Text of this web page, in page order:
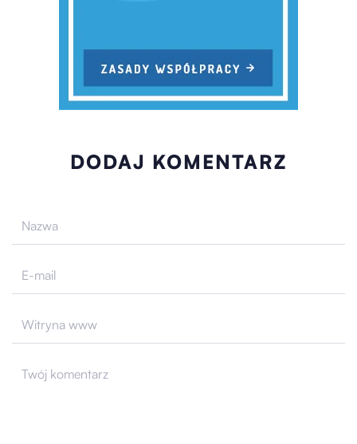
DODAJ KOMENTARZ